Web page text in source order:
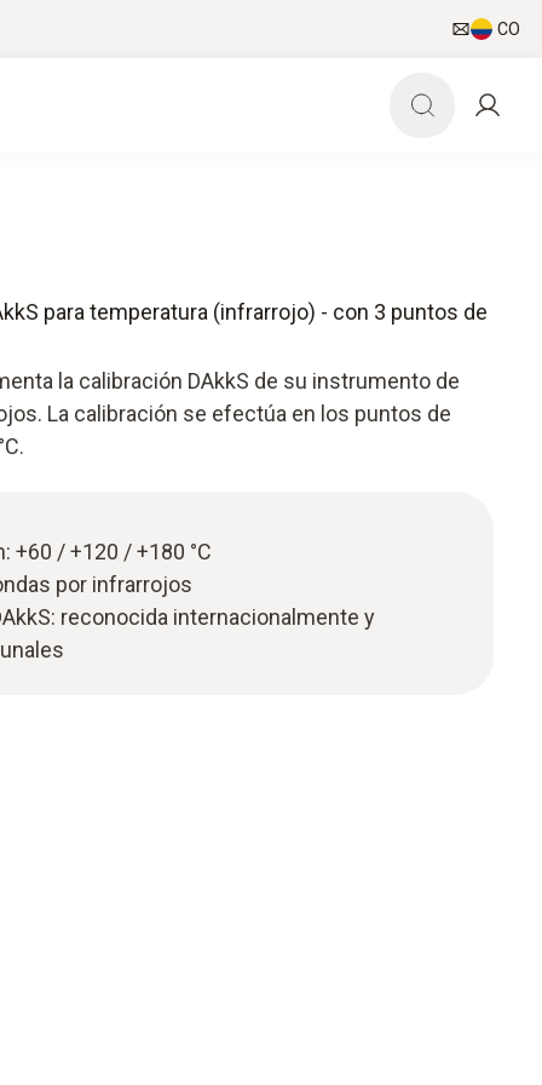
CO
para temperatura (infrarrojo) - con 3 puntos de
la calibración DAkkS de su instrumento de
La calibración se efectúa en los puntos de
+60 / +120 / +180 °C
por infrarrojos
reconocida internacionalmente y